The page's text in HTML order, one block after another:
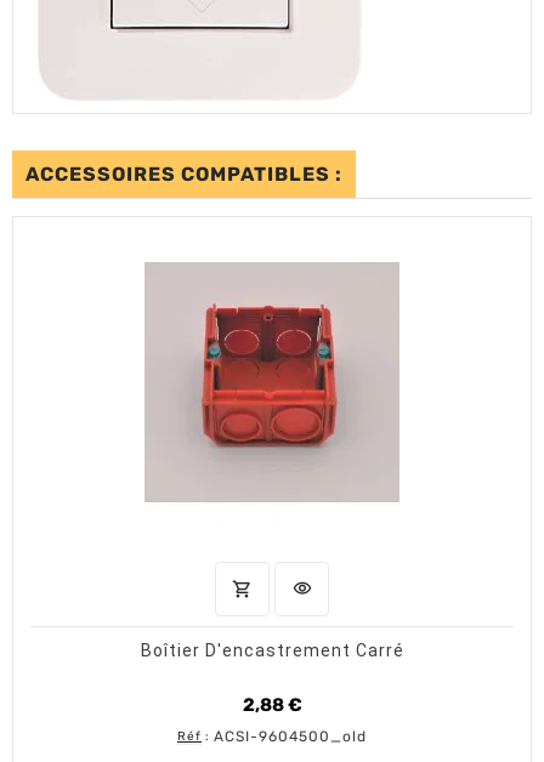
ACCESSOIRES COMPATIBLES :
shopping_cart AJOUTER AU PANIER
visibility
Boîtier D'encastrement Carré
2,88 €
Prix
Réf : ACSI-9604500_old